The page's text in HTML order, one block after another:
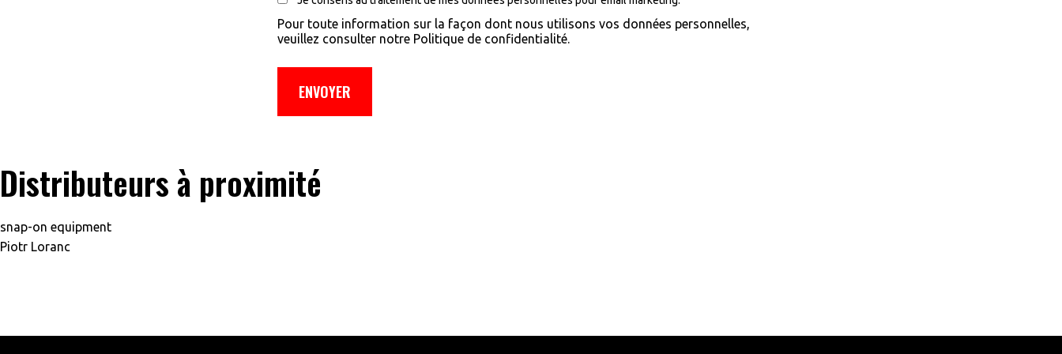
Pour toute information sur la façon dont nous utilisons vos données personnelles,
veuillez consulter notre Politique de confidentialité.
Distributeurs à proximité
snap-on equipment
Piotr Loranc